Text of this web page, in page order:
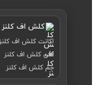
کلش اف کلنز
اکانت کلش اف کلنز
کلن کلش اف کلنز
جم کلش اف کلنز